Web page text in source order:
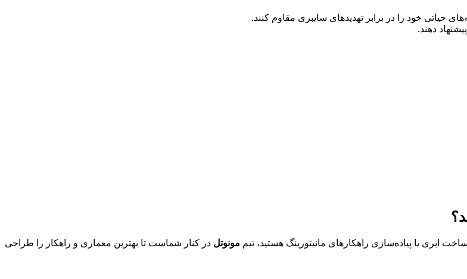
حیاتی خود را در برابر تهدیدهای سایبری مقاوم کنند.
دهند.
ابری یا پیاده‌سازی راهکارهای مانیتورینگ هستید، تیم مونوتل در کنار شماست تا بهترین معماری و راهکار را طراحی